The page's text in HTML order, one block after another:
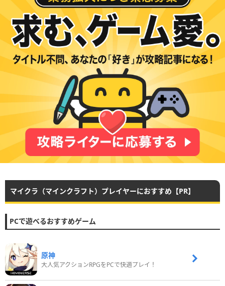
マイクラ（マインクラフト）プレイヤーにおすすめ【PR】
PCで遊べるおすすめゲーム
原神
大人気アクションRPGをPCで快適プレイ！